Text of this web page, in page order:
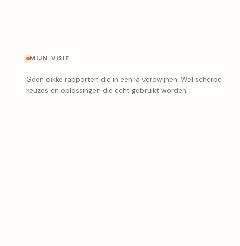
MIJN VISIE
Geen dikke rapporten die in een la verdwijnen. Wel scherpe
keuzes en oplossingen die echt gebruikt worden.